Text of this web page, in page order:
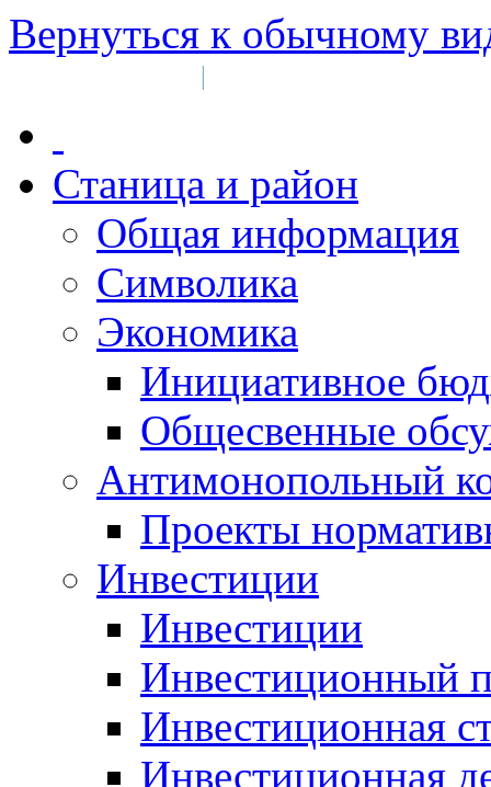
Вернуться к обычному
|
Станица и район
Общая информация
Символика
Экономика
Инициативное
Общесвенные
Антимонопольный
Проекты
Инвестиции
Инвестиции
Инвестиционный
Инвестиционная
Инвестиционная